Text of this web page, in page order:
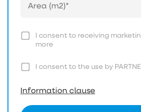
I consent to receiving
more
I consent to the use by
Information clause